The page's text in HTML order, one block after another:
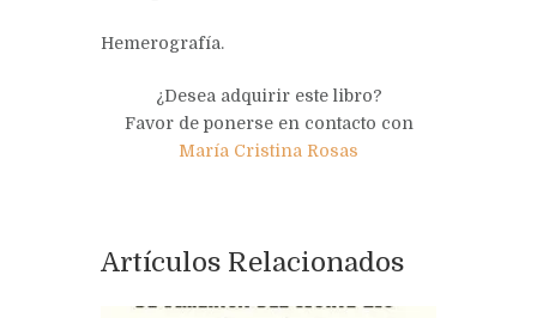
Hemerografía.
¿Desea adquirir este libro?
Favor de ponerse en contacto con
María Cristina Rosas
Artículos Relacionados